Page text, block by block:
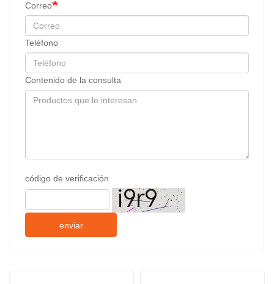
Correo
Teléfono
Contenido de la consulta
código de verificación
enviar